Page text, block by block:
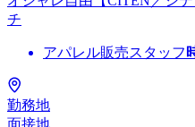
チ
アパレル販売スタッフ
勤務地
面接地